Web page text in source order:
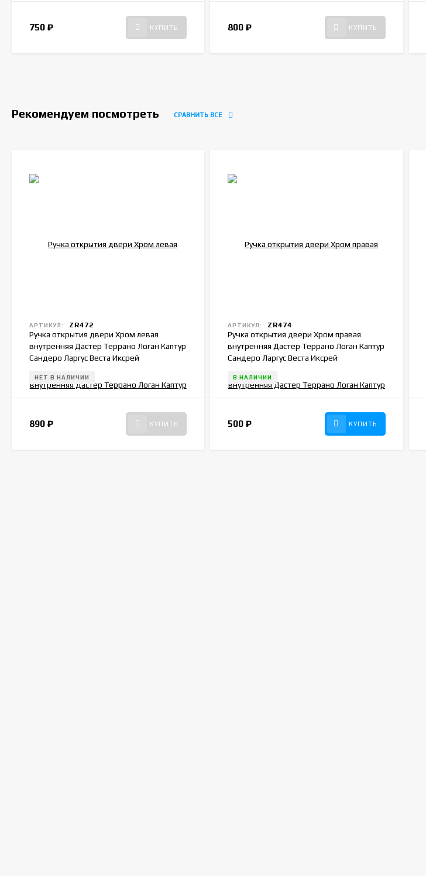
750 ₽ КУПИТЬ 800₽ КУПИТЬ
Рекомендуем посмотреть СРАВНИТЬ ВСЕ
АРТИКУЛ: ZR472
Ручка открытия двери Хром левая
внутренняя Дастер Террано Логан Каптур
Сандеро Ларгус Веста Иксрей
НЕТ В НАЛИЧИИ
890 ₽ КУПИТЬ
АРТИКУЛ: ZR474
Ручка открытия двери Хром правая
внутренняя Дастер Террано Логан Каптур
Сандеро Ларгус Веста Иксрей
В НАЛИЧИИ
500₽ КУПИТЬ